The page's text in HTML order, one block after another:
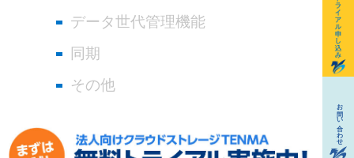
データ世代管理機能
同期
その他